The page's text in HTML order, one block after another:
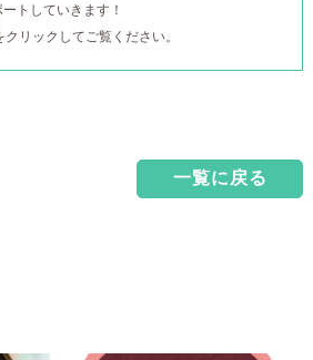
トしていきます！
クリックしてご覧ください。
一覧に戻る